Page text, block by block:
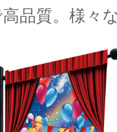
品質。様々